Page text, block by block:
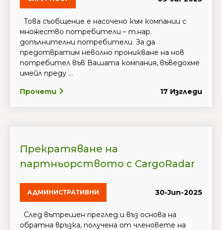
Това съобщение е насочено към компании с
множество потребители – т.нар.
допълнителни потребители. За да
предотвратим неволно проникване на нов
потребител във Вашата компания, въведохме
имейл преду ...
Прочети 17 Изгледи
Прекратяване на
партньорството с CargoRadar
АДМИНИСТРАТИВНИ 30-Jun-2025
След вътрешен преглед и въз основа на
обратна връзка, получена от членовете на